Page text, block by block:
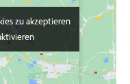
zu akzeptieren
zu akzeptieren